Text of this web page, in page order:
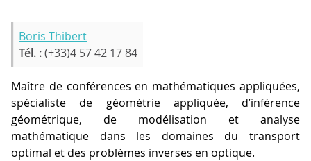
Boris Thibert
Tél. :(+33)4 57 42 17 84
Maître de conférences en mathématiques appliquées,
spécialiste de géométrie appliquée, d’inférence
géométrique, de modélisation et analyse
mathématique dans les domaines du transport
optimal et des problèmes inverses en optique.